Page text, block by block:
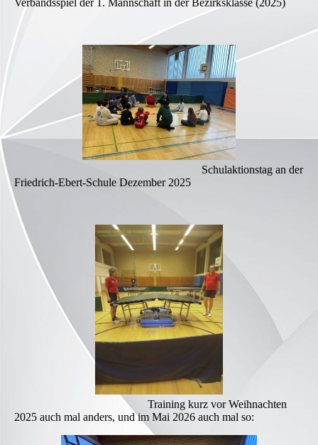
Verbandsspiel der 1. Mannschaft in der Bezirksklasse (2025)
Schulaktionstag an der
Friedrich-Ebert-Schule Dezember 2025
Training kurz vor Weihnachten
2025 auch mal anders, und im Mai 2026 auch mal so: